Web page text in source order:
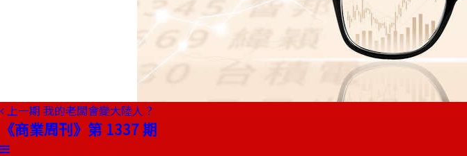
上一期 我的老闆會變大陸人？
《商業周刊》第 1337 期